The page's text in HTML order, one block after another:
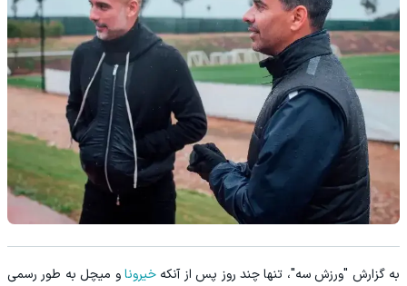
به گزارش "ورزش سه"، تنها چند روز پس از آنکه خیروناو میچل به طور رسمی